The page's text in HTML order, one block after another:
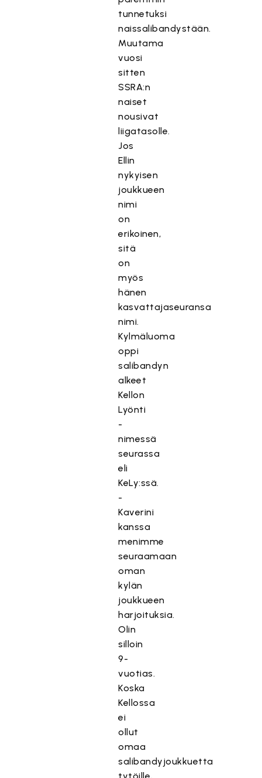
tunnetuksi
naissalibandystään.
Muutama
vuosi
sitten
SSRA:n
naiset
nousivat
liigatasolle.
Jos
Ellin
nykyisen
joukkueen
nimi
on
erikoinen,
sitä
on
myös
hänen
kasvattajaseuransa
nimi.
Kylmäluoma
oppi
salibandyn
alkeet
Kellon
Lyönti
-
nimessä
seurassa
eli
KeLy:ssä.
-
Kaverini
kanssa
menimme
seuraamaan
oman
kylän
joukkueen
harjoituksia.
Olin
silloin
9-
vuotias.
Koska
Kellossa
ei
ollut
omaa
salibandyjoukkuetta